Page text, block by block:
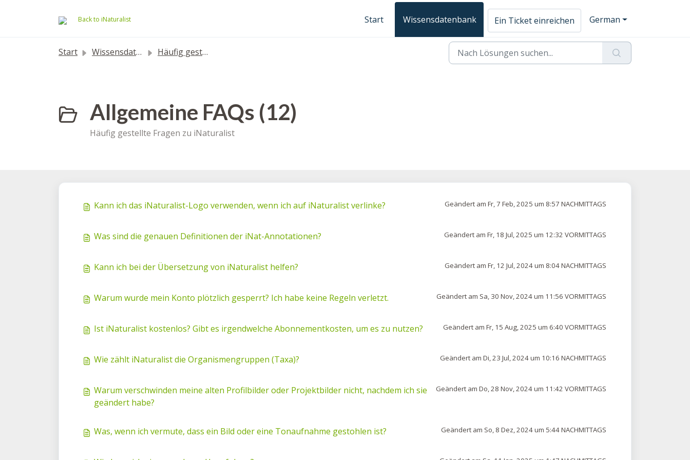
Back to iNaturalist Start Wissensdatenbank Ein Ticket einreichen German
Start Wissensdatenbank Häufig gestellte Fragen
Allgemeine FAQs (12)
Häufig gestellte Fragen zu iNaturalist
Kann ich das iNaturalist-Logo verwenden, wenn ich auf iNaturalist verlinke? Geändert am Fr, 7 Feb, 2025 um 8:57 NACHMITTAGS
Was sind die genauen Definitionen der iNat-Annotationen? Geändert am Fr, 18 Jul, 2025 um 12:32 VORMITTAGS
Kann ich bei der Übersetzung von iNaturalist helfen? Geändert am Fr, 12 Jul, 2024 um 8:04 NACHMITTAGS
Warum wurde mein Konto plötzlich gesperrt? Ich habe keine Regeln verletzt. Geändert am Sa, 30 Nov, 2024 um 11:56 VORMITTAGS
Ist iNaturalist kostenlos? Gibt es irgendwelche Abonnementkosten, um es zu nutzen? Geändert am Fr, 15 Aug, 2025 um 6:40 VORMITTAGS
Wie zählt iNaturalist die Organismengruppen (Taxa)? Geändert am Di, 23 Jul, 2024 um 10:16 NACHMITTAGS
Warum verschwinden meine alten Profilbilder oder Projektbilder nicht, nachdem ich sie
geändert habe?
Geändert am Do, 28 Nov, 2024 um 11:42 VORMITTAGS
Was, wenn ich vermute, dass ein Bild oder eine Tonaufnahme gestohlen ist? Geändert am So, 8 Dez, 2024 um 5:44 NACHMITTAGS